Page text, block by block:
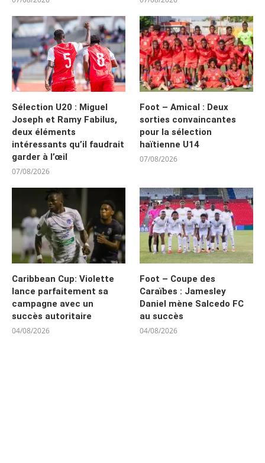
Sélection U20 : Miguel
Joseph et Ramy Fabilus,
deux éléments
intéressants qu’il faudrait
garder à l’œil
07/08/2026
Foot – Amical : Deux
sorties convaincantes
pour la sélection
haïtienne U14
07/08/2026
Caribbean Cup: Violette
lance parfaitement sa
campagne avec un
succès autoritaire
04/08/2026
Foot – Coupe des
Caraïbes : Jamesley
Daniel mène Salcedo FC
au succès
04/08/2026